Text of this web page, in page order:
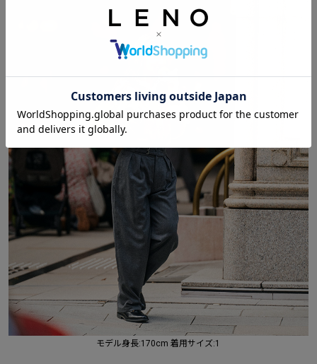
モデル身長:170cm 着用サイズ:1